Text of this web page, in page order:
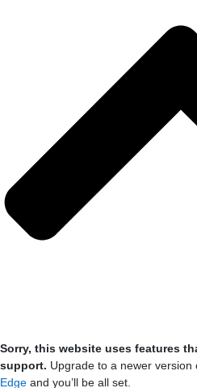
Sorry, this website uses features
support. Upgrade to a newer version
Edge and you’ll be all set.